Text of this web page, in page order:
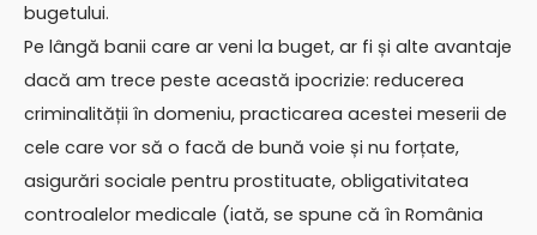
bugetului.
Pe lângă banii care ar veni la buget, ar fi și alte avantaje
dacă am trece peste această ipocrizie: reducerea
criminalității în domeniu, practicarea acestei meserii de
cele care vor să o facă de bună voie și nu forțate,
asigurări sociale pentru prostituate, obligativitatea
controalelor medicale (iată, se spune că în România